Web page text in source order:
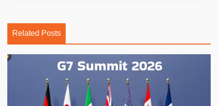
Related Posts